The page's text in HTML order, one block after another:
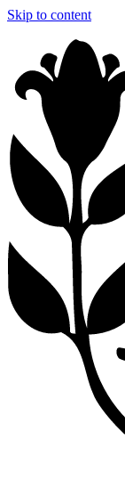
Skip to content